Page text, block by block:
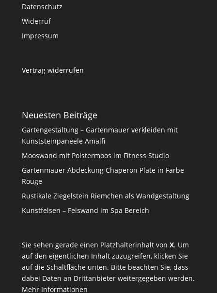
Datenschutz
Widerruf
Impressum
Vertrag widerrufen
Neuesten Beiträge
Gartengestaltung – Gartenmauer verkleiden mit
Kunststeinpaneele Amalfi
Mooswand mit Polstermoos im Fitness Studio
Gartenmauer Abdeckung Chaperon Plate in Farbe
Rouge
Rustikale Ziegelstein Riemchen als Wandgestaltung
Kunstfelsen – Felswand im Spa Bereich
Sie sehen gerade einen Platzhalterinhalt von X. Um
auf den eigentlichen Inhalt zuzugreifen, klicken Sie
auf die Schaltfläche unten. Bitte beachten Sie, dass
dabei Daten an Drittanbieter weitergegeben werden.
Mehr Informationen